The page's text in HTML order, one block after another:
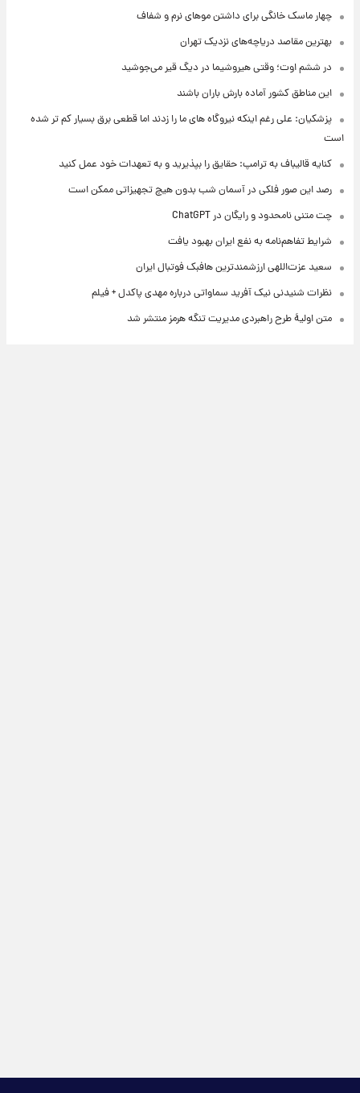
چهار ماسک خانگی برای داشتن موهای نرم و شفاف
بهترین مقاصد دریاچه‌های نزدیک تهران
در ششم اوت؛ وقتی هیروشیما در دیگ قیر می‌جوشید
این مناطق کشور آماده بارش باران باشند
پزشکیان: علی رغم اینکه نیروگاه های ما را زدند اما قطعی برق بسیار کم تر شده
است
کنایه قالیباف به ترامپ: حقایق را بپذیرید و به تعهدات خود عمل کنید
رصد این صور فلکی در آسمان شب بدون هیچ تجهیزاتی ممکن است
چت متنی نامحدود و رایگان در ChatGPT
شرایط تفاهم‌نامه به نفع ایران بهبود یافت
سعید عزت‌اللهی ارزشمندترین هافبک فوتبال ایران
نظرات شنیدنی نیک آفرید سماواتی درباره مهدی پاکدل + فیلم
متن اولیۀ طرح راهبردی مدیریت تنگه هرمز منتشر شد